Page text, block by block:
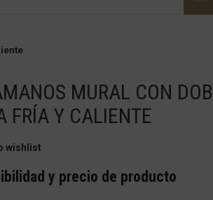
MURAL CON
FRÍA Y CALIENTE
wishlist
y precio de producto